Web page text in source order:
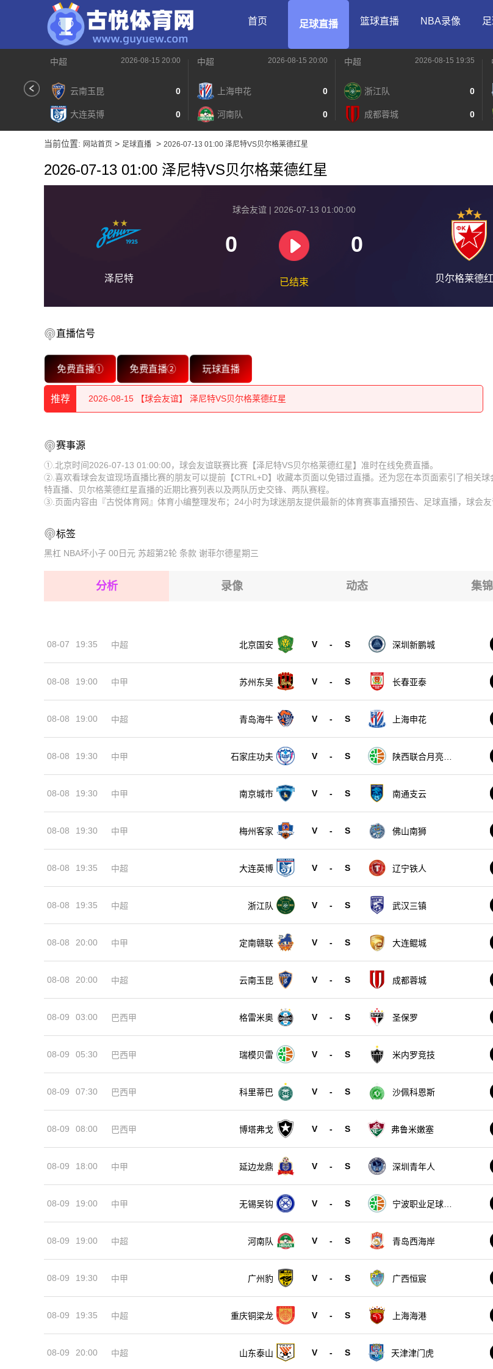
首页 足球直播 篮球直播 NBA录像
中超 2026-08-15 20:00
云南玉昆 0
大连英博 0
中超 2026-08-15 20:00
上海申花 0
河南队 0
中超 2026-08-15 19:35
浙江队 0
成都蓉城 0
当前位置: 网站首页 > 足球直播 > 2026-07-13 01:00 泽尼特VS贝尔格莱德红星
2026-07-13 01:00 泽尼特VS贝尔格莱德红星
泽尼特
球会友谊 | 2026-07-13 01:00:00
0 0
已结束 贝尔格莱德
直播信号
免费直播① 免费直播② 玩球直播
推荐
2026-08-15 【球会友谊】 泽尼特VS贝尔格莱德红星
2026-08-15 【球会友谊】 泽尼特VS贝尔格莱德红星
2026-08-15 【球会友谊】 泽尼特VS贝尔格莱德红星
2026-08-15 【球会友谊】 泽尼特VS贝尔格莱德红星
2026-08-14 【球会友谊】 泽尼特VS贝尔格莱德红星
2026-08-15 【球会友谊】 泽尼特VS贝尔格莱德红星
2026-08-15 【球会友谊】 泽尼特VS贝尔格莱德红星
2026-08-15 【球会友谊】 泽尼特VS贝尔格莱德红星
2026-08-15 【球会友谊】 泽尼特VS贝尔格莱德红星
2026-08-15 【球会友谊】 泽尼特VS贝尔格莱德红星
2026-08-14 【球会友谊】 泽尼特VS贝尔格莱德红星
赛事源
①.北京时间2026-07-13 01:00:00，球会友谊联赛比赛【泽尼特VS贝尔格莱德红星】准时在线免费直播。
②.喜欢看球会友谊现场直播比赛的朋友可以提前【CTRL+D】收藏本页面以免错过直播。还为您在本页面索引了相关球
特直播、贝尔格莱德红星直播的近期比赛列表以及两队历史交锋、两队赛程。
③.页面内容由『古悦体育网』体育小编整理发布；24小时为球迷朋友提供最新的体育赛事直播预告、足球直播，球会友
标签
黑杠 NBA坏小子 00日元 苏超第2轮 条款 谢菲尔德星期三
分析 录像 动态 集锦
08-07 19:35 中超 北京国安 V - S 深圳新鹏城
08-08 19:00 中甲 苏州东吴 V - S 长春亚泰
08-08 19:00 中超 青岛海牛 V - S 上海申花
08-08 19:30 中甲 石家庄功夫 V - S
陕西联合月亮泊
08-08 19:30 中甲 南京城市 V - S 南通支云
08-08 19:30 中甲 梅州客家 V - S 佛山南狮
08-08 19:35 中超 大连英博 V - S 辽宁铁人
08-08 19:35 中超 浙江队 V - S 武汉三镇
08-08 20:00 中甲 定南赣联 V - S 大连鲲城
08-08 20:00 中超 云南玉昆 V - S 成都蓉城
08-09 03:00 巴西甲 格雷米奥 V - S 圣保罗
08-09 05:30 巴西甲 瑞模贝雷 V - S 米内罗竞技
08-09 07:30 巴西甲 科里蒂巴 V - S 沙佩科恩斯
08-09 08:00 巴西甲 博塔弗戈 V - S 弗鲁米嫩塞
08-09 18:00 中甲 延边龙鼎 V - S 深圳青年人
08-09 19:00 中甲 无锡吴钩 V - S
宁波职业足球俱
08-09 19:00 中超 河南队 V - S 青岛西海岸
08-09 19:30 中甲 广州豹 V - S 广西恒宸
08-09 19:35 中超 重庆铜梁龙 V - S 上海海港
08-09 20:00 中超 山东泰山 V - S 天津津门虎